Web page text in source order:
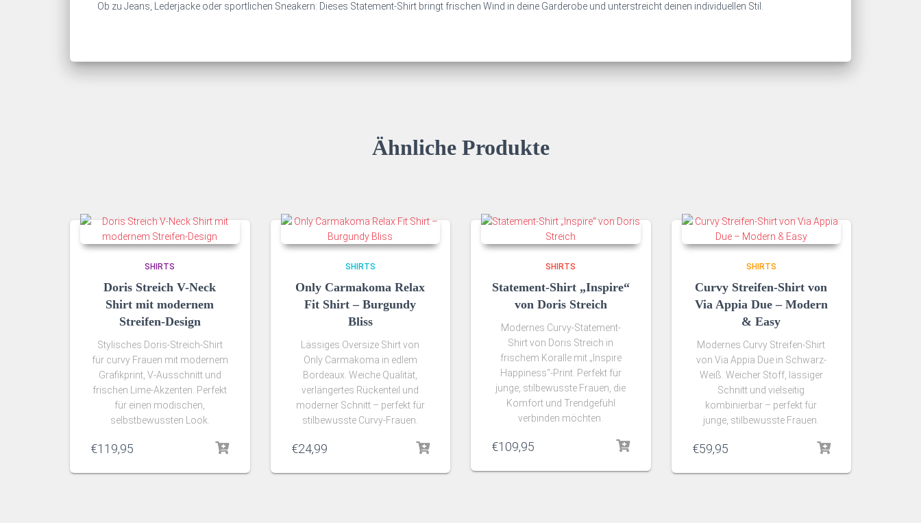
Ob zu Jeans, Lederjacke oder sportlichen Sneakern: Dieses Statement‑Shirt bringt frischen Wind in deine Garderobe und unterstreicht deinen individuellen Stil.
Ähnliche Produkte
SHIRTS
Doris Streich V-Neck
Shirt mit modernem
Streifen-Design
Stylisches Doris-Streich-Shirt
für curvy Frauen mit modernem
Grafikprint, V-Ausschnitt und
frischen Lime-Akzenten. Perfekt
für einen modischen,
selbstbewussten Look.
€119,95
SHIRTS
Only Carmakoma Relax
Fit Shirt – Burgundy
Bliss
Lässiges Oversize Shirt von
Only Carmakoma in edlem
Bordeaux. Weiche Qualität,
verlängertes Rückenteil und
moderner Schnitt – perfekt für
stilbewusste Curvy‑Frauen.
€24,99
SHIRTS
Statement-Shirt „Inspire“
von Doris Streich
Modernes Curvy-Statement-
Shirt von Doris Streich in
frischem Koralle mit „Inspire
Happiness“-Print. Perfekt für
junge, stilbewusste Frauen, die
Komfort und Trendgefühl
verbinden möchten.
€109,95
SHIRTS
Curvy Streifen-Shirt von
Via Appia Due – Modern
& Easy
Modernes Curvy Streifen-Shirt
von Via Appia Due in Schwarz-
Weiß. Weicher Stoff, lässiger
Schnitt und vielseitig
kombinierbar – perfekt für
junge, stilbewusste Frauen.
€59,95